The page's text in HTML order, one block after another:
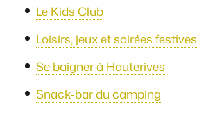
Le Kids Club
Loisirs, jeux et soirées festives
Se baigner à Hauterives
Snack-bar du camping